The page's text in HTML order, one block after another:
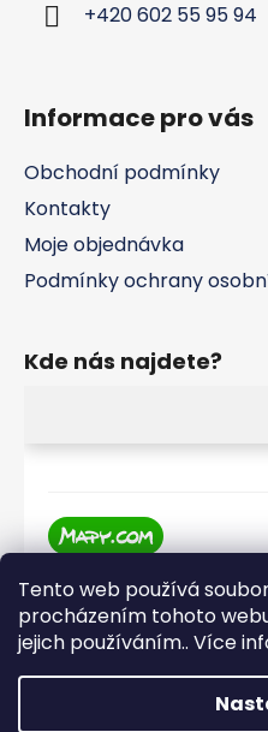
Tento web používá
procházením tohoto
jejich používáním.. Více
+420 602 55 95 94
Informace pro vás
Obchodní podmínky
Kontakty
Moje objednávka
Podmínky ochrany
Kde nás najdete?